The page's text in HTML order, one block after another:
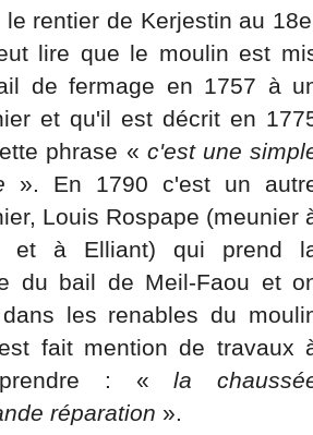
le rentier de Kerjestin au
lire que le moulin est
de fermage en 1757 à
et qu'il est décrit en
phrase « c'est une
». En 1790 c'est un
Louis Rospape (meunier
et à Elliant) qui prend
du bail de Meil-Faou et
les renables du
fait mention de travaux
: «la
réparation ».